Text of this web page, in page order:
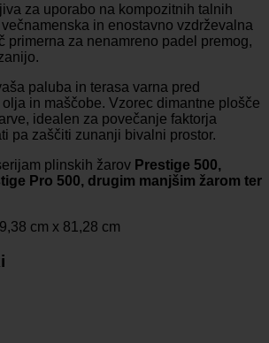
za uporabo na kompozitnih talnih
in enostavno vzdrževalna
primerna za nenamreno padel premog,
paluba in terasa varna pred
in maščobe. Vzorec dimantne plošče
idealen za povečanje faktorja
pa zaščiti zunanji bivalni prostor.
plinskih žarov Prestige 500,
Pro 500, drugim manjšim žarom ter
cm x 81,28 cm